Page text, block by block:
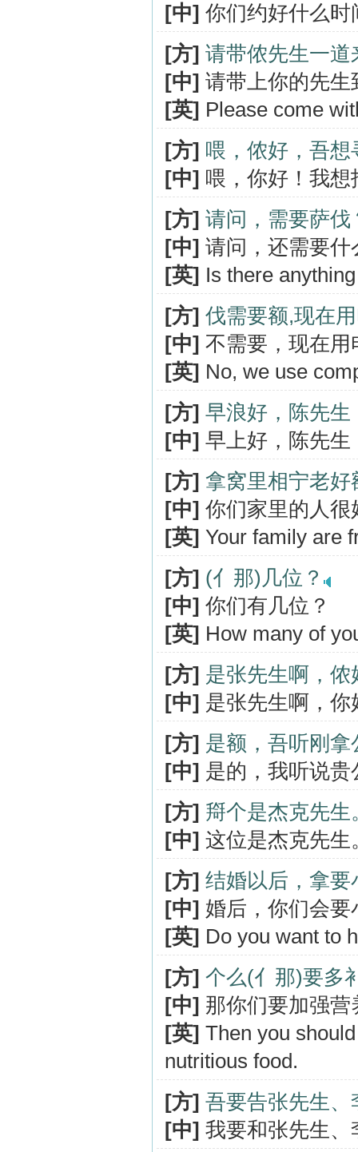
[中] 你们约好什么时
[方] 请带侬先生一道
[中] 请带上你的先
[英] Please come
[方] 喂，侬好，吾想
[中] 喂，你好！我想
[方] 请问，需要萨伐
[中] 请问，还需要什
[英] Is there
[方] 伐需要额,现在
[中] 不需要，现在
[英] No, we use
[方] 早浪好，陈先生
[中] 早上好，陈先生
[方] 拿窝里相宁老好
[中] 你们家里的人很
[英] Your family are
[方] (亻那)几位？
[中] 你们有几位？
[英] How many of
[方] 是张先生啊，侬
[中] 是张先生啊，你
[方] 是额，吾听刚
[中] 是的，我听说
[方] 搿个是杰克先生
[中] 这位是杰克先生
[方] 结婚以后，拿要
[中] 婚后，你们会要
[英] Do you want to
[方] 个么(亻那)要多
[中] 那你们要加强营
[英] Then you
nutritious food.
[方] 吾要告张先生
[中] 我要和张先生、